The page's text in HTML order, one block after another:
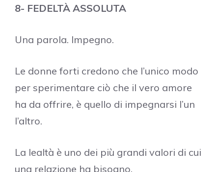
8- FEDELTÀ ASSOLUTA
Una parola. Impegno.
Le donne forti credono che l’unico modo
per sperimentare ciò che il vero amore
ha da offrire, è quello di impegnarsi l’un
l’altro.
La lealtà è uno dei più grandi valori di cui
una relazione ha bisogno.